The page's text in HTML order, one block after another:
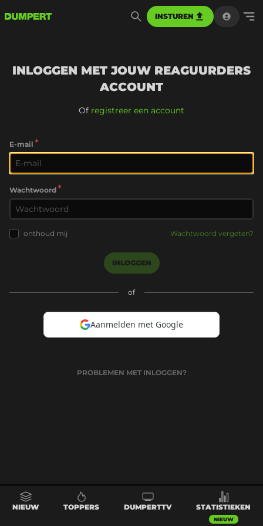
INSTUREN
INLOGGEN MET JOUW REAGUURDERS
ACCOUNT
Of registreer een account
E-mail *
Wachtwoord*
onthoud mij Wachtwoord vergeten?
INLOGGEN
of
Aanmelden met Google
PROBLEMEN MET INLOGGEN?
NIEUW TOPPERS DUMPERTTV STATISTIEKEN
NIEUW